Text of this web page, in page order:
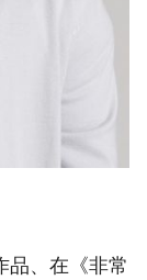
品、在《非常